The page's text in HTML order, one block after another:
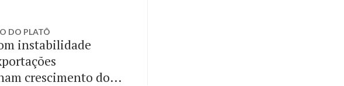
DO PLATÔ
instabilidade
crescimento do